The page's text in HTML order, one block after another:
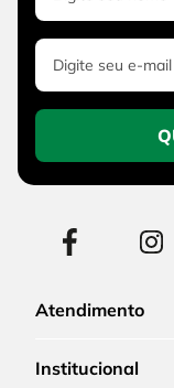
Atendimento
Institucional